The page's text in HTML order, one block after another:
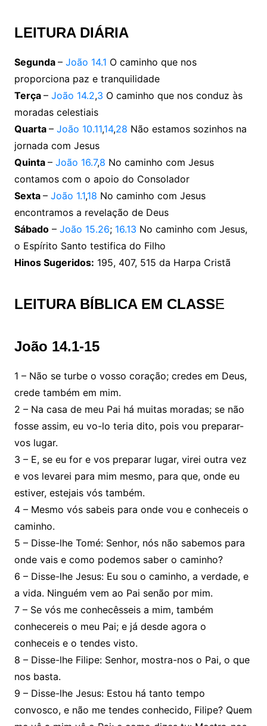
LEITURA DIÁRIA
Segunda – João 14.1 O caminho que nos
proporciona paz e tranquilidade
Terça – João 14.2,3 O caminho que nos conduz às
moradas celestiais
Quarta – João 10.11,14,28 Não estamos sozinhos na
jornada com Jesus
Quinta – João 16.7,8 No caminho com Jesus
contamos com o apoio do Consolador
Sexta – João 1.1,18 No caminho com Jesus
encontramos a revelação de Deus
Sábado– João 15.26; 16.13 No caminho com Jesus,
o Espírito Santo testifica do Filho
Hinos Sugeridos: 195, 407, 515 da Harpa Cristã
LEITURA BÍBLICA EM CLASSE
João 14.1-15
1 – Não se turbe o vosso coração; credes em Deus,
crede também em mim.
2 – Na casa de meu Pai há muitas moradas; se não
fosse assim, eu vo-lo teria dito, pois vou preparar-
vos lugar.
3 – E, se eu for e vos preparar lugar, virei outra vez
e vos levarei para mim mesmo, para que, onde eu
estiver, estejais vós também.
4 – Mesmo vós sabeis para onde vou e conheceis o
caminho.
5 – Disse-lhe Tomé: Senhor, nós não sabemos para
onde vais e como podemos saber o caminho?
6 – Disse-lhe Jesus: Eu sou o caminho, a verdade, e
a vida. Ninguém vem ao Pai senão por mim.
7 – Se vós me conhecêsseis a mim, também
conhecereis o meu Pai; e já desde agora o
conheceis e o tendes visto.
8 – Disse-lhe Filipe: Senhor, mostra-nos o Pai, o que
nos basta.
9 – Disse-lhe Jesus: Estou há tanto tempo
convosco, e não me tendes conhecido, Filipe? Quem